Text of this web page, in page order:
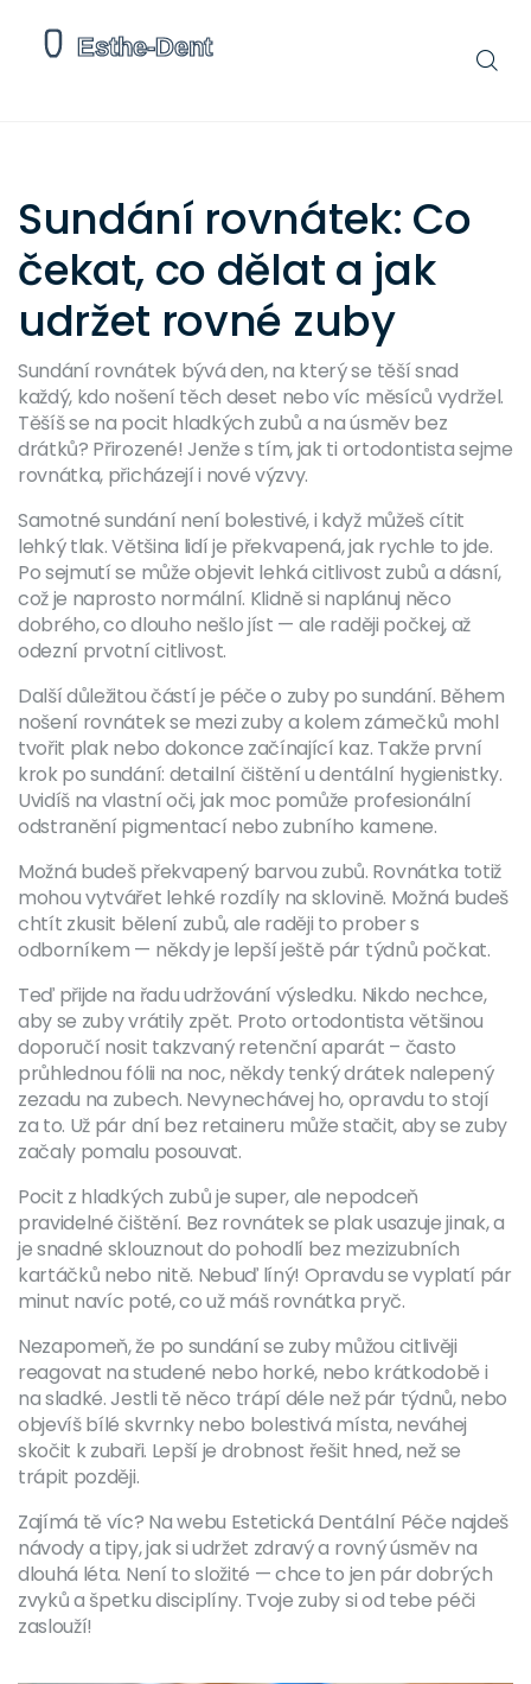
Sundání rovnátek: Co
čekat, co dělat a jak
udržet rovné zuby
Sundání rovnátek bývá den, na který se těší snad
každý, kdo nošení těch deset nebo víc měsíců vydržel.
Těšíš se na pocit hladkých zubů a na úsměv bez
drátků? Přirozené! Jenže s tím, jak ti ortodontista sejme
rovnátka, přicházejí i nové výzvy.
Samotné sundání není bolestivé, i když můžeš cítit
lehký tlak. Většina lidí je překvapená, jak rychle to jde.
Po sejmutí se může objevit lehká citlivost zubů a dásní,
což je naprosto normální. Klidně si naplánuj něco
dobrého, co dlouho nešlo jíst — ale raději počkej, až
odezní prvotní citlivost.
Další důležitou částí je péče o zuby po sundání. Během
nošení rovnátek se mezi zuby a kolem zámečků mohl
tvořit plak nebo dokonce začínající kaz. Takže první
krok po sundání: detailní čištění u dentální hygienistky.
Uvidíš na vlastní oči, jak moc pomůže profesionální
odstranění pigmentací nebo zubního kamene.
Možná budeš překvapený barvou zubů. Rovnátka totiž
mohou vytvářet lehké rozdíly na sklovině. Možná budeš
chtít zkusit bělení zubů, ale raději to prober s
odborníkem — někdy je lepší ještě pár týdnů počkat.
Teď přijde na řadu udržování výsledku. Nikdo nechce,
aby se zuby vrátily zpět. Proto ortodontista většinou
doporučí nosit takzvaný retenční aparát – často
průhlednou fólii na noc, někdy tenký drátek nalepený
zezadu na zubech. Nevynechávej ho, opravdu to stojí
za to. Už pár dní bez retaineru může stačit, aby se zuby
začaly pomalu posouvat.
Pocit z hladkých zubů je super, ale nepodceň
pravidelné čištění. Bez rovnátek se plak usazuje jinak, a
je snadné sklouznout do pohodlí bez mezizubních
kartáčků nebo nitě. Nebuď líný! Opravdu se vyplatí pár
minut navíc poté, co už máš rovnátka pryč.
Nezapomeň, že po sundání se zuby můžou citlivěji
reagovat na studené nebo horké, nebo krátkodobě i
na sladké. Jestli tě něco trápí déle než pár týdnů, nebo
objevíš bílé skvrnky nebo bolestivá místa, neváhej
skočit k zubaři. Lepší je drobnost řešit hned, než se
trápit později.
Zajímá tě víc? Na webu Estetická Dentální Péče najdeš
návody a tipy, jak si udržet zdravý a rovný úsměv na
dlouhá léta. Není to složité — chce to jen pár dobrých
zvyků a špetku disciplíny. Tvoje zuby si od tebe péči
zaslouží!